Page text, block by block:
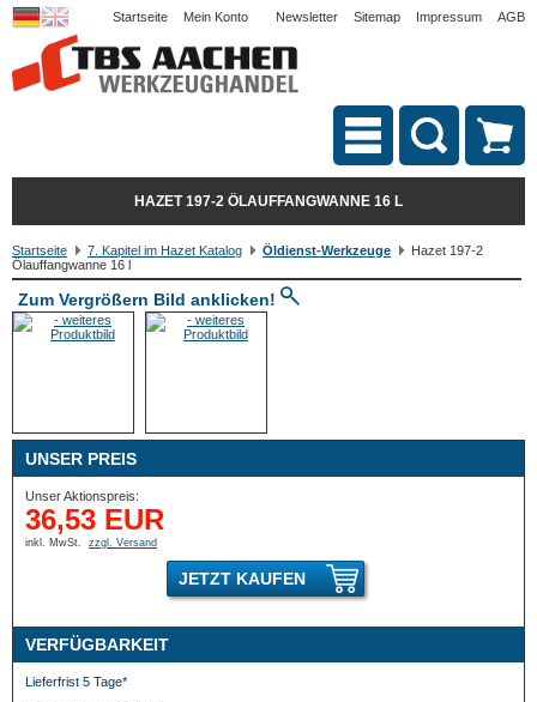
Startseite Mein Konto Newsletter Sitemap Impressum AGB
HAZET 197-2 ÖLAUFFANGWANNE 16 L
Startseite 7. Kapitel im Hazet Katalog Öldienst-Werkzeuge
Hazet 197-2
Ölauffangwanne 16 l
Zum Vergrößern Bild anklicken!
UNSER PREIS
Unser Aktionspreis:
36,53 EUR
inkl. MwSt. zzgl. Versand
JETZT KAUFEN
VERFÜGBARKEIT
Lieferfrist 5 Tage*